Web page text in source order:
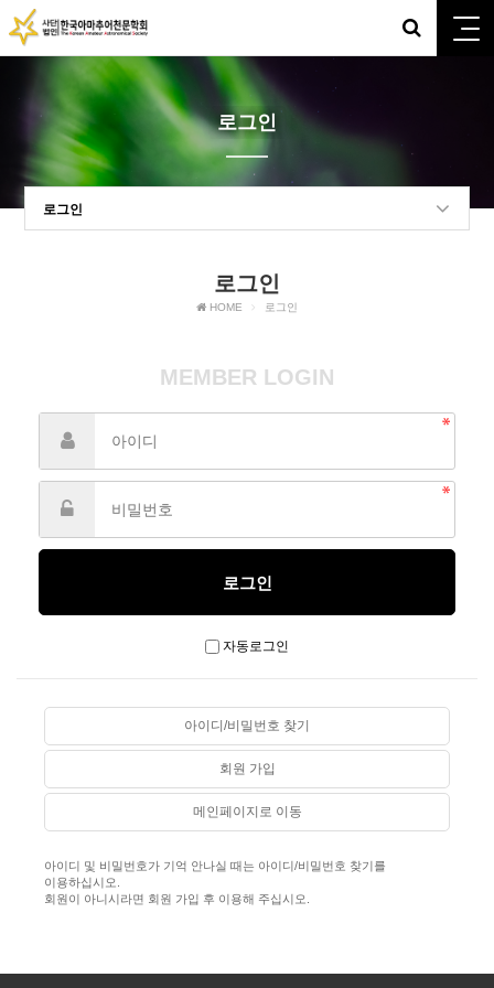
로그인
로그인
로그인
HOME 로그인
MEMBER LOGIN
자동로그인
아이디/비밀번호 찾기
회원 가입
메인페이지로 이동
아이디 및 비밀번호가 기억 안나실 때는 아이디/비밀번호 찾기를
이용하십시오.
회원이 아니시라면 회원 가입 후 이용해 주십시오.